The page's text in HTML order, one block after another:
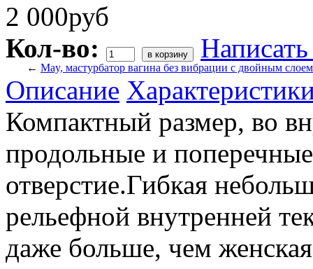
2 000руб
Кол-во:
← May, мастурбатор вагина без вибрации с двойным
Описание
Компактный размер, во
продольные и
отверстие.Гибкая
рельефной внутренней
даже больше, чем